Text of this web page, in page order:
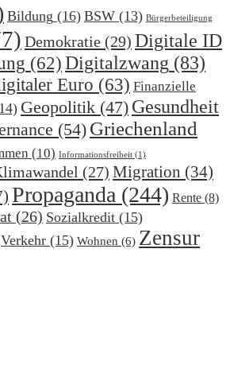
Bildung (16) BSW (13) Bürgerbeteiligung
Demokratie (29) Digitale ID
(62) Digitalzwang (83)
Euro (63) Finanzielle
Geopolitik (47) Gesundheit
(54) Griechenland
(10) Informationsfreiheit (1)
(27) Migration (34)
Propaganda (244) Rente (8)
(26) Sozialkredit (15)
Verkehr (15) Wohnen (6) Zensur